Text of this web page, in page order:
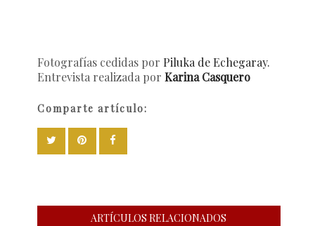
Fotografías cedidas por Piluka de Echegaray.
Entrevista realizada por Karina Casquero
Comparte artículo:
ARTÍCULOS RELACIONADOS